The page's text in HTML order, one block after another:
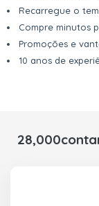
Recarregue o
Compre minutos
Promoções e
10 anos de